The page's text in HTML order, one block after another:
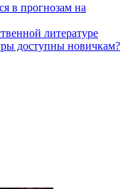
в прогнозам на
литературе
доступны новичкам?